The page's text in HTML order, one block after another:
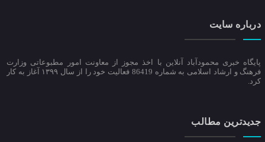
درباره سایت
پایگاه خبری محمودآباد آنلاین با اخذ مجوز از معاونت امور مطبوعاتی وزارت
فرهنگ و ارشاد اسلامی به شماره 86419 فعالیت خود را از سال ۱۳۹۹ آغاز به کار
کرد.
جدیدترین مطالب